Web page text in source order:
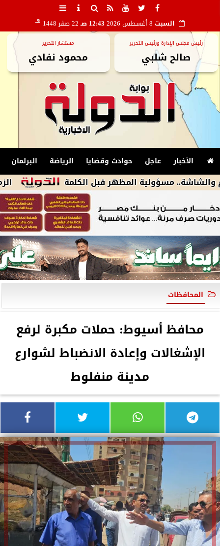
السبت 12:43 صـ 22 صفر 1448 هـ
رئيس مجلس الإدارة ورئيس التحرير
صالح شلبي
مستشار التحرير
محمود نفادي
الأخبار عاجل حوادث وقضايا الرياضة البرلمان
الزمالك يكشف أسباب استبعاد 4 مسؤولية المظهر قبل الكلمة
المحافظات
محافظ أسيوط: حملات مكبرة لرفع
الإشغالات وإعادة الانضباط لشوارع
مدينة منفلوط